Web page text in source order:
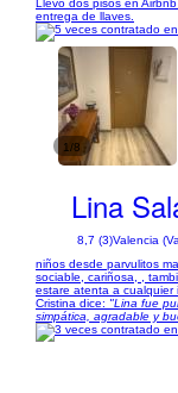
Llevo dos pisos en
entrega de llaves.
1/8
Lina
8,7 (3)Valencia
niños desde parvulitos
sociable, cariñosa, ,
estare atenta a cualquier
Cristina dice: "Lina fue
simpática, agradable y